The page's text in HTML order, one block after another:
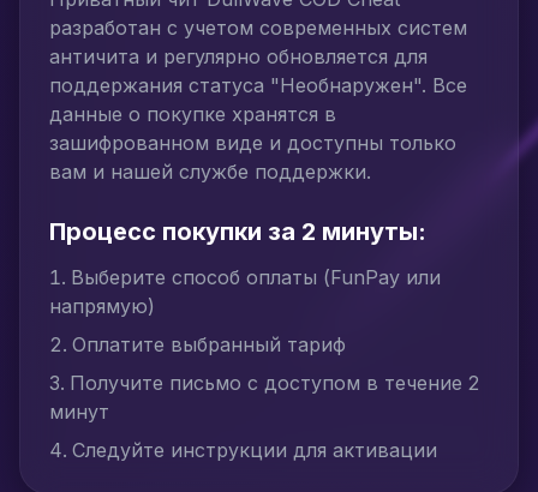
разработан с учетом современных систем
античита и регулярно обновляется для
поддержания статуса "Необнаружен". Все
данные о покупке хранятся в
зашифрованном виде и доступны только
вам и нашей службе поддержки.
Процесс покупки за 2 минуты:
Выберите способ оплаты (FunPay или
напрямую)
Оплатите выбранный тариф
Получите письмо с доступом в течение 2
минут
Следуйте инструкции для активации